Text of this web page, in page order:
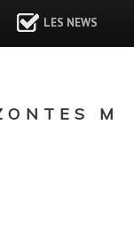
LES NEWS
M